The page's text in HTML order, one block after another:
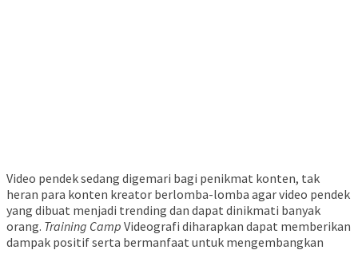
Video pendek sedang digemari bagi penikmat konten, tak
heran para konten kreator berlomba-lomba agar video pendek
yang dibuat menjadi trending dan dapat dinikmati banyak
orang. Training Camp Videografi diharapkan dapat memberikan
dampak positif serta bermanfaat untuk mengembangkan